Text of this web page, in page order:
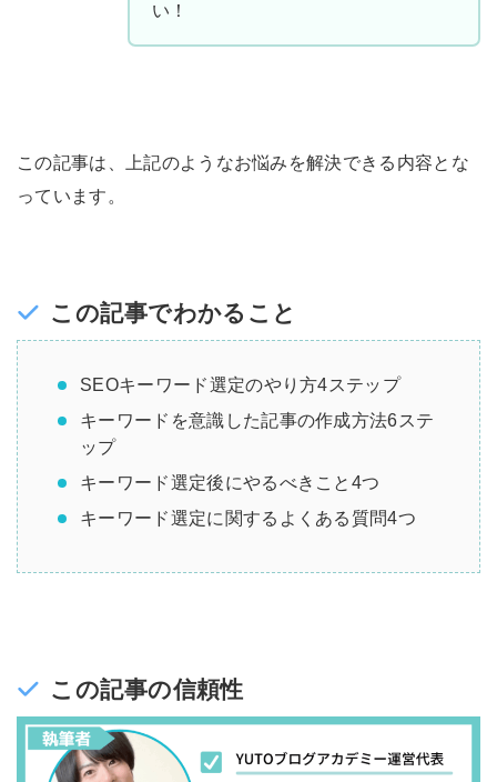
い！
この記事は、上記のようなお悩みを解決できる内容とな
っています。
この記事でわかること
SEOキーワード選定のやり方4ステップ
キーワードを意識した記事の作成方法6ステ
ップ
キーワード選定後にやるべきこと4つ
キーワード選定に関するよくある質問4つ
この記事の信頼性